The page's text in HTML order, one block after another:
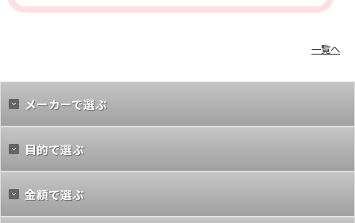
一覧へ
メーカーで選ぶ
目的で選ぶ
金額で選ぶ